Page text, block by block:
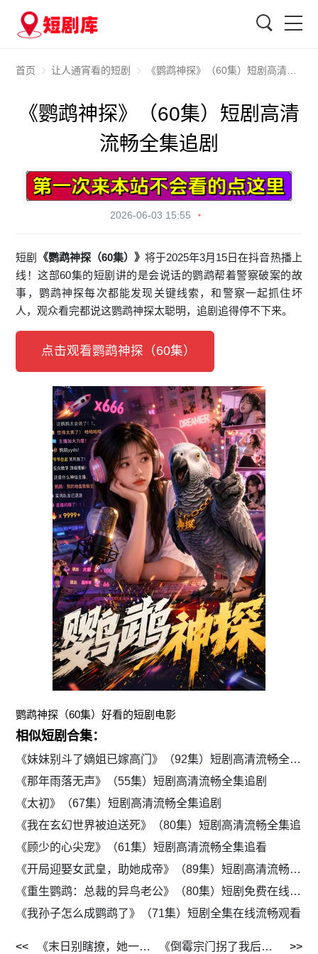
首页 让人通宵看的短剧 《鹦鹉神探》（60集）短剧高清流畅全集追剧
《鹦鹉神探》（60集）短剧高清
流畅全集追剧
2026-06-03 15:55
短剧 《鹦鹉神探（60集）》 将于2025年3月15日在抖音热播上
线！这部60集的短剧讲的是会说话的鹦鹉帮着警察破案的故
事，鹦鹉神探每次都能发现关键线索，和警察一起抓住坏
人，观众看完都说这鹦鹉神探太聪明，追剧追得停不下来。
点击观看鹦鹉神探（60集）
鹦鹉神探（60集）好看的短剧电影
相似短剧合集：
《妹妹别斗了嫡姐已嫁高门》（92集）短剧高清流畅全集追剧
《那年雨落无声》（55集）短剧高清流畅全集追剧
《太初》（67集）短剧高清流畅全集追剧
《我在玄幻世界被迫送死》（80集）短剧高清流畅全集追
《顾少的心尖宠》（61集）短剧高清流畅全集追看
《开局迎娶女武皇，助她成帝》（89集）短剧高清流畅全集追看
《重生鹦鹉：总裁的异鸟老公》（80集）短剧免费在线高清追剧
《我孙子怎么成鹦鹉了》（71集）短剧全集在线流畅观看
《末日别瞎撩，她一言不合雷爆全球》（69集）短剧免费全集在线赏 《倒霉宗门拐了我后，旺到全员飞》（68集）短剧在线免费看全集